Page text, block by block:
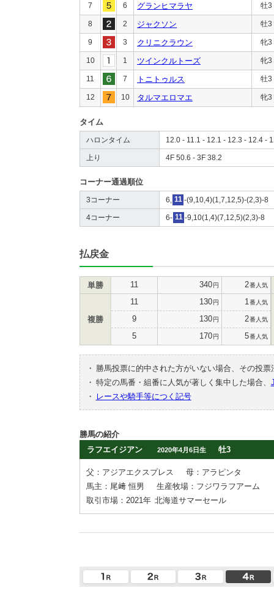
7 6 グランヒマラヤ 牡3
8 2 ジャクソン 牡3
9 3 クリニクラウン 牝3
10 1 ツインクルトーズ 牝3
11 7 トニトゥルス 牡3
12 10 タルマエロマエ 牝3
タイム
ハロンタイム 12.0 - 11.1 - 12.1 - 12.3 - 12.4 -
上り 4F 50.6 - 3F 38.2
コーナー通過順位
3コーナー 6, 11 -(9,10,4)(1,7,12,5)-(2,3)-8
4コーナー 6- 11 -9,10(1,4)(7,12,5)(2,3)-8
払戻金
単勝 11 340円 2番人気
複勝
11 130円 1 番人気
9 130円 2番人気
5 170円 5番人気
・
勝馬投票に的中された方がいない場合、その投
・ 特定の馬番・組番に人気が著しく集中した場合、
・
レースや騎手等につく記号
勝馬の紹介
ラフエイジアン
2020年4月6日生 牡3
父：アジアエクスプレス
母：アラピンタ
馬主：尾﨑 恒男
生産牧場：フジワラフアーム
取引市場：2021年 北海道サマーセール